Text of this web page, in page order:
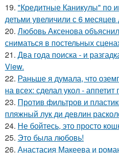
19. "Кредитные Каникулы" по
детьми увеличили с 6 месяцев
20. Любовь Аксенова
сниматься в постельных
21. Два года поиска - и
View.
22. Раньше я думала, что
на всех: сделал укол -
23. Против фильтров и
пляжный лук ди девлин
24. Не бойтесь, это просто
25. Это была любовь!
26. Анастасия Макеева и